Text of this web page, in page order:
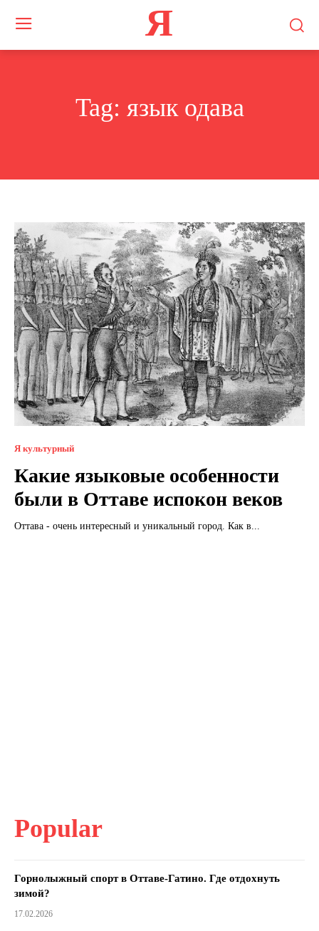
Я
Tag: язык одава
Я культурный
Какие языковые особенности
были в Оттаве испокон веков
Оттава - очень интересный и уникальный город. Как в...
Popular
Горнолыжный спорт в Оттаве-Гатино. Где отдохнуть
зимой?
17.02.2026